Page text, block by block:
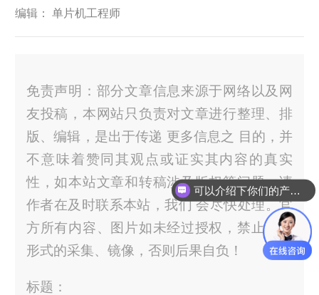
编辑： 单片机工程师
免责声明：部分文章信息来源于网络以及网
友投稿，本网站只负责对文章进行整理、排
版、编辑，是出于传递 更多信息之 目的，并
不意味着赞同其观点或证实其内容的真实
性，如本站文章和转稿涉及版权等问题，请
作者在及时联系本站，我们 会尽快处理。官
方所有内容、图片如未经过授权，禁止任何
形式的采集、镜像，否则后果自负！
标题：
可以介绍下你们的产品么？